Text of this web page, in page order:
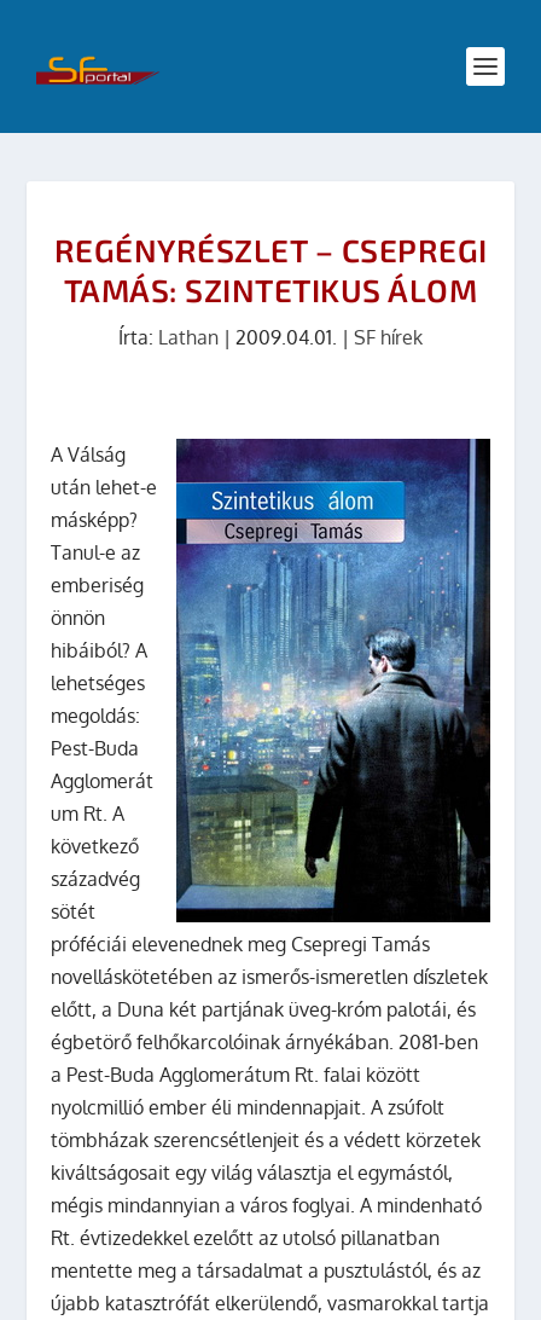
REGÉNYRÉSZLET – CSEPREGI
TAMÁS: SZINTETIKUS ÁLOM
Írta: Lathan | 2009.04.01. | SF hírek
A Válság
után lehet-e
másképp?
Tanul-e az
emberiség
önnön
hibáiból? A
lehetséges
megoldás:
Pest-Buda
Agglomerát
um Rt. A
következő
századvég
sötét
próféciái elevenednek meg Csepregi Tamás
novelláskötetében az ismerős-ismeretlen díszletek
előtt, a Duna két partjának üveg-króm palotái, és
égbetörő felhőkarcolóinak árnyékában. 2081-ben
a Pest-Buda Agglomerátum Rt. falai között
nyolcmillió ember éli mindennapjait. A zsúfolt
tömbházak szerencsétlenjeit és a védett körzetek
kiváltságosait egy világ választja el egymástól,
mégis mindannyian a város foglyai. A mindenható
Rt. évtizedekkel ezelőtt az utolsó pillanatban
mentette meg a társadalmat a pusztulástól, és az
újabb katasztrófát elkerülendő, vasmarokkal tartja